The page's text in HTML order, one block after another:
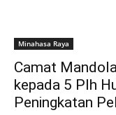
Minahasa Raya
Camat
kepada 5 Plh
Peningkatan